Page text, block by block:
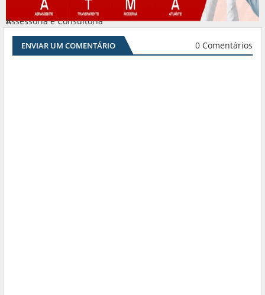
Assessoria e Consultoria
#
ENVIAR UM COMENTÁRIO 0 Comentários